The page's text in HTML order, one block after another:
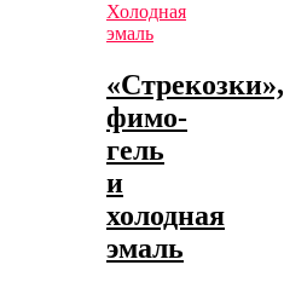
Холодная
эмаль
«Стрекозки»,
фимо-
гель
и
холодная
эмаль